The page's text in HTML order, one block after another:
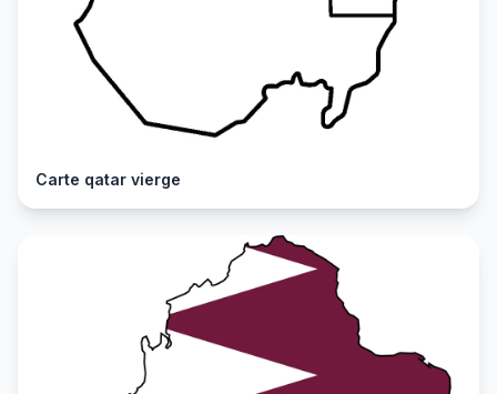
Carte qatar vierge